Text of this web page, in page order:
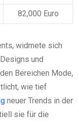
82,000 Euro
widmete sich
und
Bereichen Mode,
wie tief
neuer Trends in der
sie für die